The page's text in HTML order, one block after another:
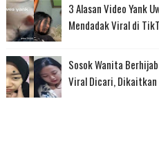
3 Alasan Video Yank
Mendadak Viral di
Sosok Wanita
Viral Dicari, Dikaitkan